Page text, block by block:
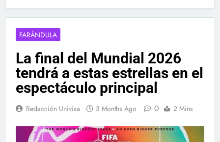
FARÁNDULA
La final del Mundial 2026
tendrá a estas estrellas en el
espectáculo principal
Redacción Univisa 3 Months Ago 0 2 Mins